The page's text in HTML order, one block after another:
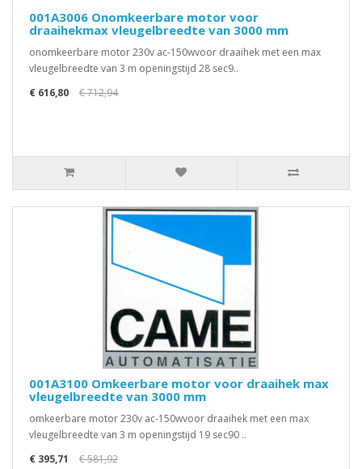
001A3006 Onomkeerbare motor voor
draaihekmax vleugelbreedte van 3000 mm
onomkeerbare motor 230v ac-150wvoor draaihek met een max
vleugelbreedte van 3 m openingstijd 28 sec9..
€ 616,80
€ 712,94
001A3100 Omkeerbare motor voor draaihek max
vleugelbreedte van 3000 mm
omkeerbare motor 230v ac-150wvoor draaihek met een max
vleugelbreedte van 3 m openingstijd 19 sec90 ..
€ 395,71
€ 581,92